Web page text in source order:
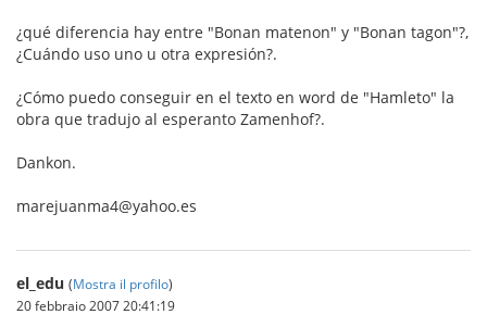
¿qué diferencia hay entre "Bonan matenon" y "Bonan tagon"?,
¿Cuándo uso uno u otra expresión?.
¿Cómo puedo conseguir en el texto en word de "Hamleto" la
obra que tradujo al esperanto Zamenhof?.
Dankon.
marejuanma4@yahoo.es
el_edu (Mostra il profilo)
20 febbraio 2007 20:41:19